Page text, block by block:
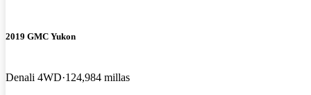
2019 GMC Yukon
Denali 4WD 124,984 millas